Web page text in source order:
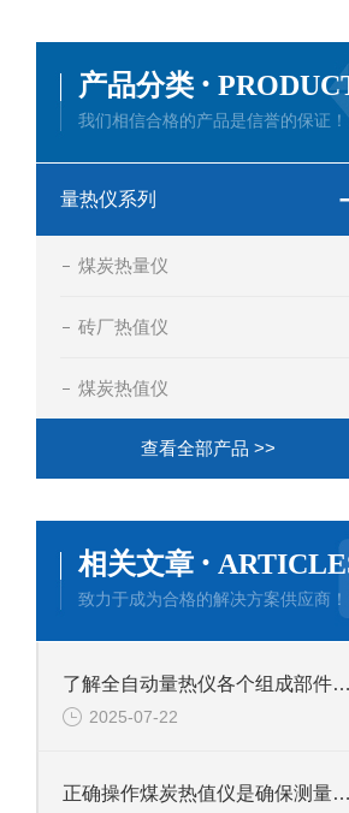
产品分类 ·
我们相信合格的产品是信誉的保证！
量热仪系列
煤炭热量仪
砖厂热值仪
煤炭热值仪
查看全部产品 >>
相关文章 ·
致力于成为合格的解决方案供应商！
了解全自动量热仪各个组成部件功能特点才能更好的使用它
2025-07-22
正确操作煤炭热值仪是确保测量结果准确性的关键